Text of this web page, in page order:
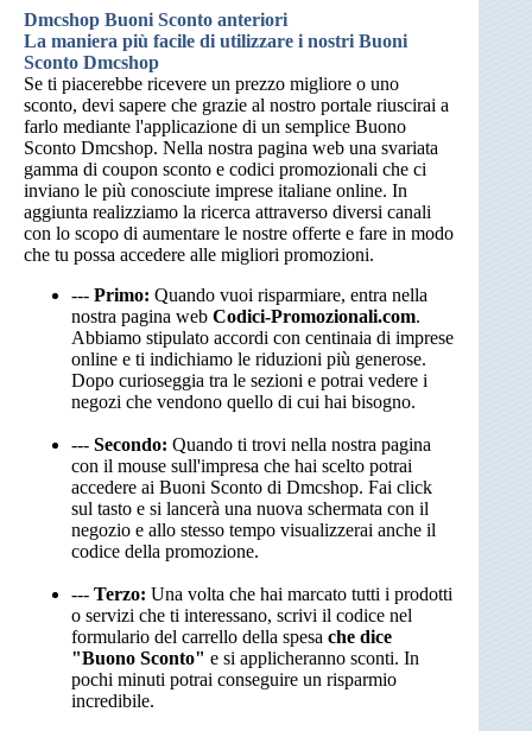
Dmcshop Buoni Sconto anteriori
La maniera più facile di utilizzare i nostri Buoni
Sconto Dmcshop
Se ti piacerebbe ricevere un prezzo migliore o uno
sconto, devi sapere che grazie al nostro portale riuscirai a
farlo mediante l'applicazione di un semplice Buono
Sconto Dmcshop. Nella nostra pagina web una svariata
gamma di coupon sconto e codici promozionali che ci
inviano le più conosciute imprese italiane online. In
aggiunta realizziamo la ricerca attraverso diversi canali
con lo scopo di aumentare le nostre offerte e fare in modo
che tu possa accedere alle migliori promozioni.
--- Primo: Quando vuoi risparmiare, entra nella
nostra pagina web Codici-Promozionali.com.
Abbiamo stipulato accordi con centinaia di imprese
online e ti indichiamo le riduzioni più generose.
Dopo curioseggia tra le sezioni e potrai vedere i
negozi che vendono quello di cui hai bisogno.
--- Secondo: Quando ti trovi nella nostra pagina
con il mouse sull'impresa che hai scelto potrai
accedere ai Buoni Sconto di Dmcshop. Fai click
sul tasto e si lancerà una nuova schermata con il
negozio e allo stesso tempo visualizzerai anche il
codice della promozione.
--- Terzo: Una volta che hai marcato tutti i prodotti
o servizi che ti interessano, scrivi il codice nel
formulario del carrello della spesa che dice
"Buono Sconto" e si applicheranno sconti. In
pochi minuti potrai conseguire un risparmio
incredibile.